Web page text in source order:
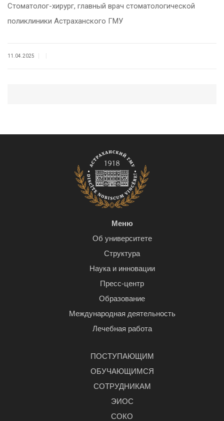
Стоматолог-хирург, главный врач стоматологической
поликлиники Астраханского ГМУ
11.04.2025
Меню
Об университете
Структура
Наука и инновации
Пресс-центр
Образование
Международная деятельность
Лечебная работа
ПОСТУПАЮЩИМ
ОБУЧАЮЩИМСЯ
СОТРУДНИКАМ
ЭИОС
СОКО